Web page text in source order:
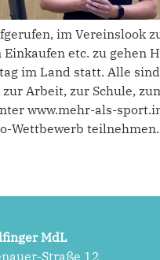
im Vereinslook
Einkaufen etc. zu gehen
im Land statt. Alle
Arbeit, zur Schule,
www.mehr-als-
Wettbewerb teilnehmen.
MdL
Straße 12